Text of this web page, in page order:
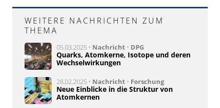
WEITERE NACHRICHTEN ZUM
THEMA
05.03.2025 • Nachricht • DPG
Quarks, Atomkerne, Isotope und deren
Wechselwirkungen
28.02.2025 • Nachricht • Forschung
Neue Einblicke in die Struktur von
Atomkernen